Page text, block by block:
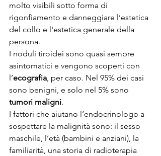
molto visibili sotto forma di
rigonfiamento e danneggiare l’estetica
del collo e l'estetica generale della
persona.
I noduli tiroidei sono quasi sempre
asintomatici e vengono scoperti con
l’ecografia, per caso. Nel 95% dei casi
sono benigni, e solo nel 5% sono
tumori maligni.
I fattori che aiutano l’endocrinologo a
sospettare la malignità sono: il sesso
maschile, l’età (bambini e anziani), la
familiarità, una storia di radioterapia